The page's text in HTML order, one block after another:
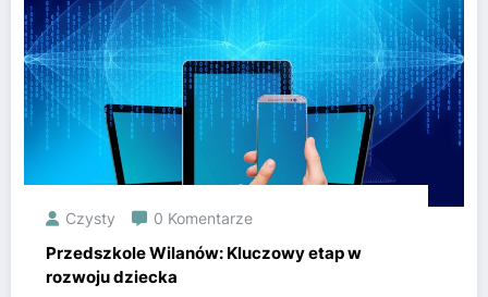
Czysty 0 Komentarze
Przedszkole Wilanów: Kluczowy etap w
rozwoju dziecka